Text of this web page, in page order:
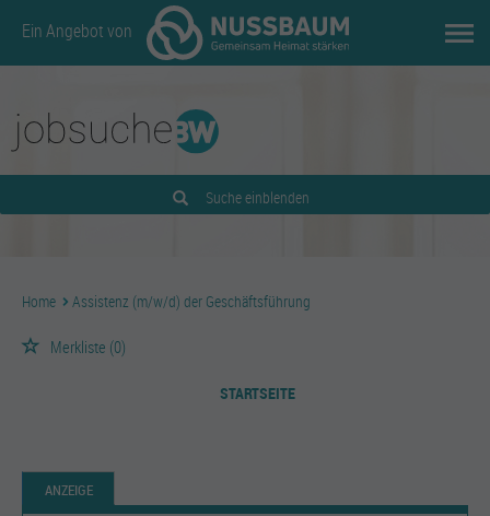
Ein Angebot von
Suche einblenden
Home Assistenz (m/w/d) der Geschäftsführung
Merkliste (0)
STARTSEITE
ANZEIGE